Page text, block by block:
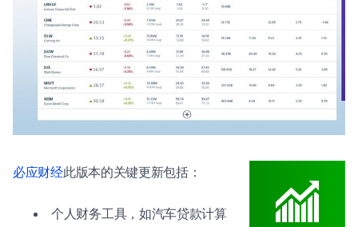
必应财经此版本的关键更新包括：
个人财务工具，如汽车贷款计算